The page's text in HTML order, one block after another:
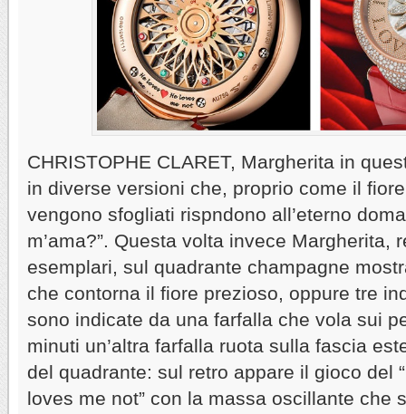
CHRISTOPHE CLARET, Margherita in
in diverse versioni che, proprio come il
vengono sfogliati rispndono all’eterno
m’ama?”. Questa volta invece Margherita,
esemplari, sul quadrante champagne
che contorna il fiore prezioso, oppure tre
sono indicate da una farfalla che vola sui
minuti un’altra farfalla ruota sulla fascia
del quadrante: sul retro appare il gioco del
loves me not” con la massa oscillante che